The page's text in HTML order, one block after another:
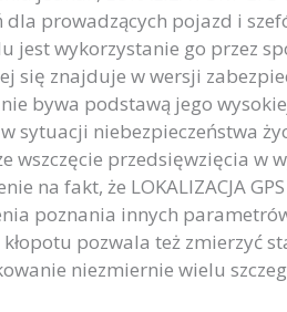
prowadzących pojazd i
jest wykorzystanie go przez
się znajduje w wersji
bywa podstawą jego
sytuacji niebezpieczeństwa
wszczęcie przedsięwzięcia w
na fakt, że LOKALIZACJA
poznania innych
pozwala też zmierzyć
niezmiernie wielu